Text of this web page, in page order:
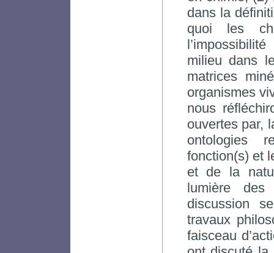
dans la
quoi les
milieu dans
matrices
organismes
nous
ouvertes par,
ontologies
fonction(s) et
et de la
lumière des
discussion
travaux
faisceau